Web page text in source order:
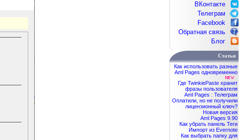
ВКонтакте
Телеграм
Facebook
Обратная связь
Блог
Статьи
Как использовать разные
Aml Pages одновременно
Где TwinkiePaste хранит
фразы пользователя
Aml Pages : Телеграм
Оплатили, но не получили
лицензионный ключ?
Новая версия
Aml Pages 9.90
Как убрать панель Теги
Импорт из Evernote
Как выбрать папку для